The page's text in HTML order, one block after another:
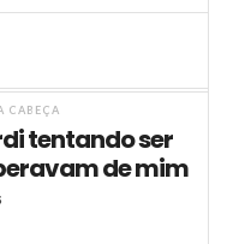
CABEÇA
tentando ser
de mim